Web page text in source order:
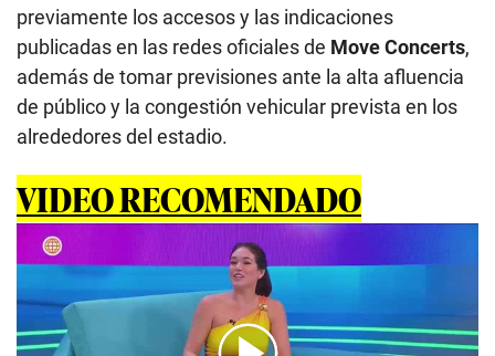
previamente los accesos y las indicaciones
publicadas en las redes oficiales de Move Concerts,
además de tomar previsiones ante la alta afluencia
de público y la congestión vehicular prevista en los
alrededores del estadio.
VIDEO RECOMENDADO